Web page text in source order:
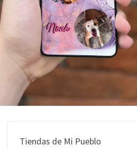
Tiendas de Mi Pueblo